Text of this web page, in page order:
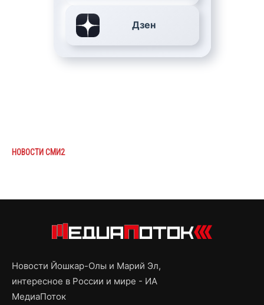
Дзен
НОВОСТИ СМИ2
Новости Йошкар-Олы и Марий Эл,
интересное в России и мире - ИА
МедиаПоток